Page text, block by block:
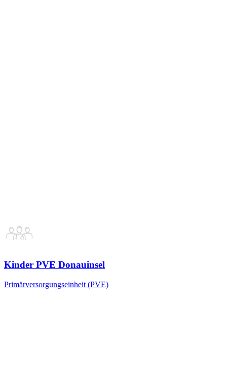
Kinder PVE Donauinsel
Primärversorgungseinheit (PVE)